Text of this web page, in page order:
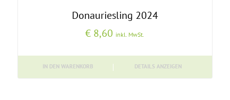
Donauriesling 2024
€ 8,60 inkl. MwSt.
IN DEN WARENKORB DETAILS ANZEIGEN